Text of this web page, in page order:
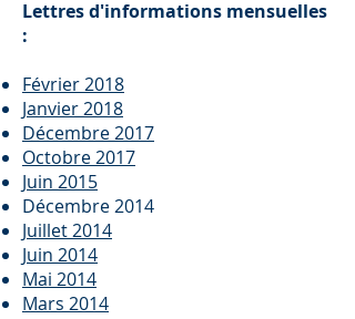
Lettres d'informations mensuelles
:
Février 2018
Janvier 2018
Décembre 2017
Octobre 2017
Juin 2015
Décembre 2014
Juillet 2014
Juin 2014
Mai 2014
Mars 2014